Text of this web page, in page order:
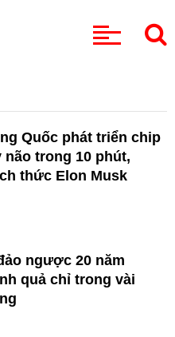
Quốc phát triển chip
não trong 10 phút,
thức Elon Musk
ngược 20 năm
quả chỉ trong vài